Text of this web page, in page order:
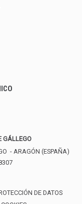
GÁLLEGO
- ARAGÓN (ESPAÑA)
DE DATOS